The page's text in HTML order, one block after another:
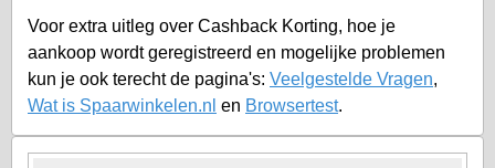
Voor extra uitleg over Cashback Korting, hoe je
aankoop wordt geregistreerd en mogelijke problemen
kun je ook terecht de pagina's: Veelgestelde Vragen,
Wat is Spaarwinkelen.nl en Browsertest.